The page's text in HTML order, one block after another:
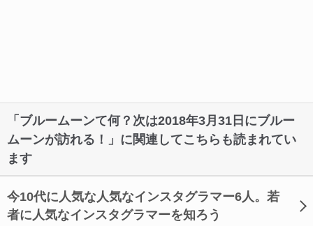
「ブルームーンて何？次は2018年3月31日にブルー
ムーンが訪れる！」に関連してこちらも読まれてい
ます
今10代に人気な人気なインスタグラマー6人。若
者に人気なインスタグラマーを知ろう